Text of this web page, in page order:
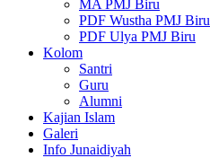
MA PMJ Biru
PDF Wustha PMJ Biru
PDF Ulya PMJ Biru
Kolom
Santri
Guru
Alumni
Kajian Islam
Galeri
Info Junaidiyah